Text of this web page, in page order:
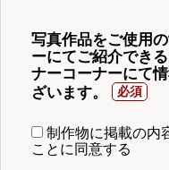
写真作品をご使用
ーにてご紹介でき
ナーコーナーにて
ざいます。
制作物に掲載の内
ことに同意する